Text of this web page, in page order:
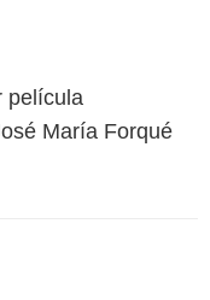
película
María Forqué